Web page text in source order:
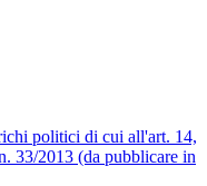
politici di cui all'art. 14,
33/2013 (da pubblicare in